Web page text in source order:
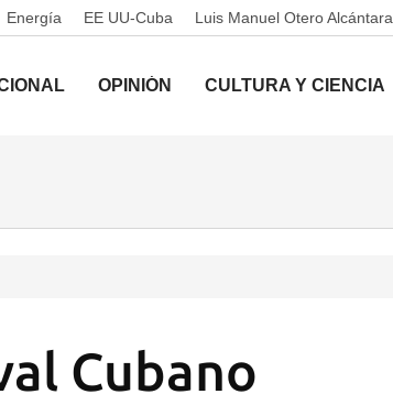
Energía EE UU-Cuba Luis Manuel Otero Alcántara
OPINIÓN CULTURA Y CIENCIA
Cubano